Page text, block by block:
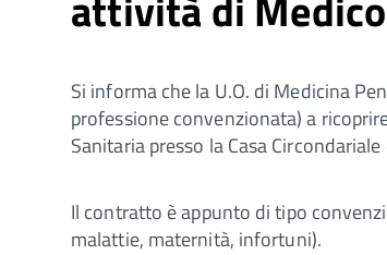
Si informa che la U.O. di Medicina
professione convenzionata) a
Sanitaria presso la Casa
Il contratto è appunto di tipo
malattie, maternità, infortuni).